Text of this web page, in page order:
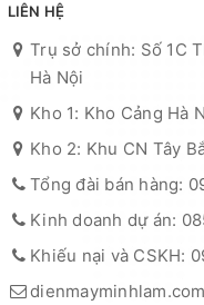
LIÊN HỆ
Trụ sở chính: Số 1C
Hà Nội
Kho 1: Kho Cảng Hà
Kho 2: Khu CN Tây
Tổng đài bán hàng:
Kinh doanh dự án:
Khiếu nại và CSKH: